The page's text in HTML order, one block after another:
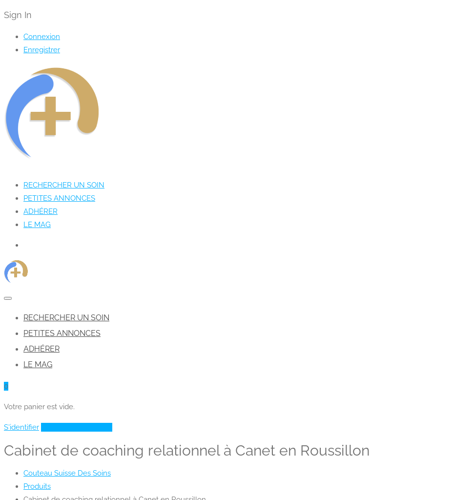
Sign In
Connexion
Enregistrer
RECHERCHER UN SOIN
PETITES ANNONCES
ADHÉRER
LE MAG
RECHERCHER UN SOIN
PETITES ANNONCES
ADHÉRER
LE MAG
0
Votre panier est vide.
S'identifier
Cabinet de coaching relationnel à Canet en Roussillon
Couteau Suisse Des Soins
Produits